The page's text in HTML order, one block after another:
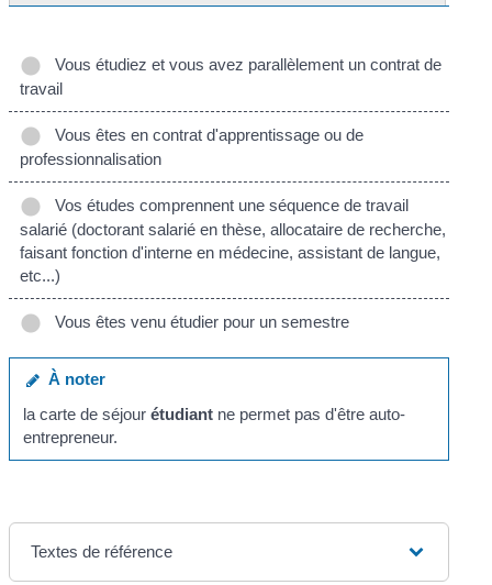
Vous étudiez et vous avez parallèlement un contrat de
travail
Vous êtes en contrat d'apprentissage ou de
professionnalisation
Vos études comprennent une séquence de travail
salarié (doctorant salarié en thèse, allocataire de recherche,
faisant fonction d'interne en médecine, assistant de langue,
etc...)
Vous êtes venu étudier pour un semestre
À noter
la carte de séjour étudiantne permet pas d'être auto-
entrepreneur.
Textes de référence